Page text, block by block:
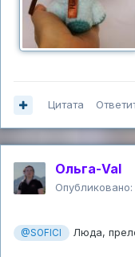
Цитата
Ольга-Val
Опубликовано:
@SOFICI Люда,